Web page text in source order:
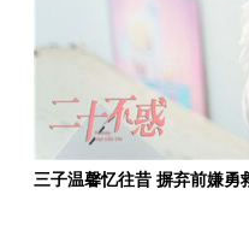
三子温馨忆往昔 摒弃前嫌勇